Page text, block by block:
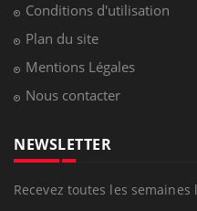
Conditions d'utilisation
Plan du site
Mentions Légales
Nous contacter
NEWSLETTER
Recevez toutes les